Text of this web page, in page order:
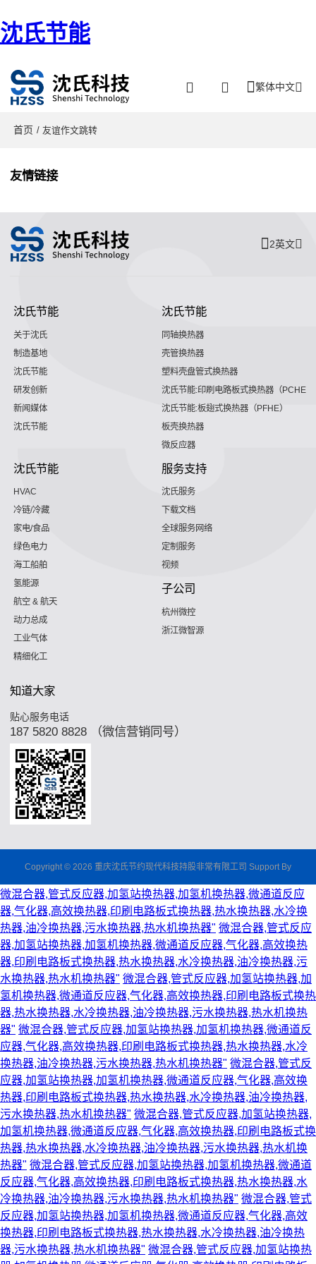
沈氏节能
繁体中文
首页 / 友谊作文跳转
友情链接
2英文
沈氏节能
关于沈氏
制造基地
沈氏节能
研发创新
新闻媒体
沈氏节能
沈氏节能
同轴换热器
壳管换热器
塑料壳盘管式换热器
沈氏节能:印刷电路板式换热器（PCHE）
沈氏节能:板翅式换热器（PFHE）
板壳换热器
微反应器
沈氏节能
HVAC
冷链/冷藏
家电/食品
绿色电力
海工船舶
氢能源
航空 & 航天
动力总成
工业气体
精细化工
服务支持
沈氏服务
下载文档
全球服务网络
定制服务
视频
子公司
杭州微控
浙江微智源
知道大家
贴心服务电话
187 5820 8828 （微信营销同号）
Copyright © 2026 重庆沈氏节约现代科技持股非常有限工司 Support By
微混合器,管式反应器,加氢站换热器,加氢机换热器,微通道反应
器,气化器,高效换热器,印刷电路板式换热器,热水换热器,水冷换
热器,油冷换热器,污水换热器,热水机换热器" 微混合器,管式反应
器,加氢站换热器,加氢机换热器,微通道反应器,气化器,高效换热
器,印刷电路板式换热器,热水换热器,水冷换热器,油冷换热器,污
水换热器,热水机换热器" 微混合器,管式反应器,加氢站换热器,加
氢机换热器,微通道反应器,气化器,高效换热器,印刷电路板式换热
器,热水换热器,水冷换热器,油冷换热器,污水换热器,热水机换热
器" 微混合器,管式反应器,加氢站换热器,加氢机换热器,微通道反
应器,气化器,高效换热器,印刷电路板式换热器,热水换热器,水冷
换热器,油冷换热器,污水换热器,热水机换热器" 微混合器,管式反
应器,加氢站换热器,加氢机换热器,微通道反应器,气化器,高效换
热器,印刷电路板式换热器,热水换热器,水冷换热器,油冷换热器,
污水换热器,热水机换热器" 微混合器,管式反应器,加氢站换热器,
加氢机换热器,微通道反应器,气化器,高效换热器,印刷电路板式换
热器,热水换热器,水冷换热器,油冷换热器,污水换热器,热水机换
热器" 微混合器,管式反应器,加氢站换热器,加氢机换热器,微通道
反应器,气化器,高效换热器,印刷电路板式换热器,热水换热器,水
冷换热器,油冷换热器,污水换热器,热水机换热器" 微混合器,管式
反应器,加氢站换热器,加氢机换热器,微通道反应器,气化器,高效
换热器,印刷电路板式换热器,热水换热器,水冷换热器,油冷换热
器,污水换热器,热水机换热器" 微混合器,管式反应器,加氢站换热